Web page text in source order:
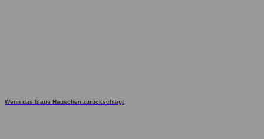
Wenn das blaue Häuschen zurückschlägt